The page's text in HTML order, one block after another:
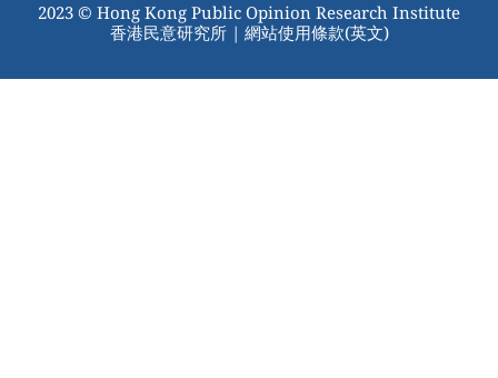
2023 © Hong Kong Public Opinion Research Institute
香港民意研究所 | 網站使用條款(英文)